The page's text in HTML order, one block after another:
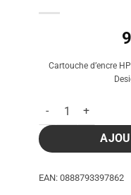
Cartouche d’encre
quantité de
EAN: 0888793397862